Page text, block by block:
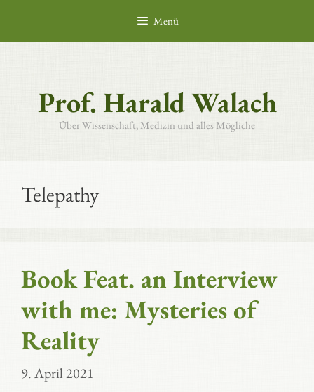
springen
Menü
Prof. Harald Walach
Über Wissenschaft, Medizin und alles Mögliche
Telepathy
Book Feat. an Interview
with me: Mysteries of
Reality
9. April 2021